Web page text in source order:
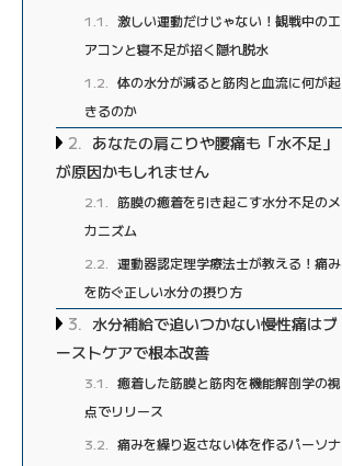
1.1
激しい運動だけじゃない！観戦中のエ
アコンと寝不足が招く隠れ脱水
1.2
体の水分が減ると筋肉と血流に何が起
きるのか
2
あなたの肩こりや腰痛も「水不足」
が原因かもしれません
2.1
筋膜の癒着を引き起こす水分不足のメ
カニズム
2.2
運動器認定理学療法士が教える！痛み
を防ぐ正しい水分の摂り方
3
水分補給で追いつかない慢性痛はブ
ーストケアで根本改善
3.1
癒着した筋膜と筋肉を機能解剖学の視
点でリリース
3.2
痛みを繰り返さない体を作るパーソナ